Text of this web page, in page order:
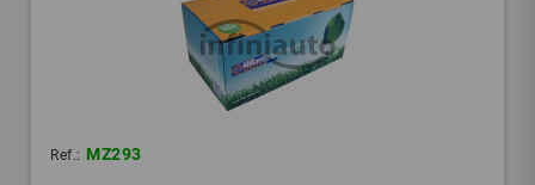
Ref.: MZ293